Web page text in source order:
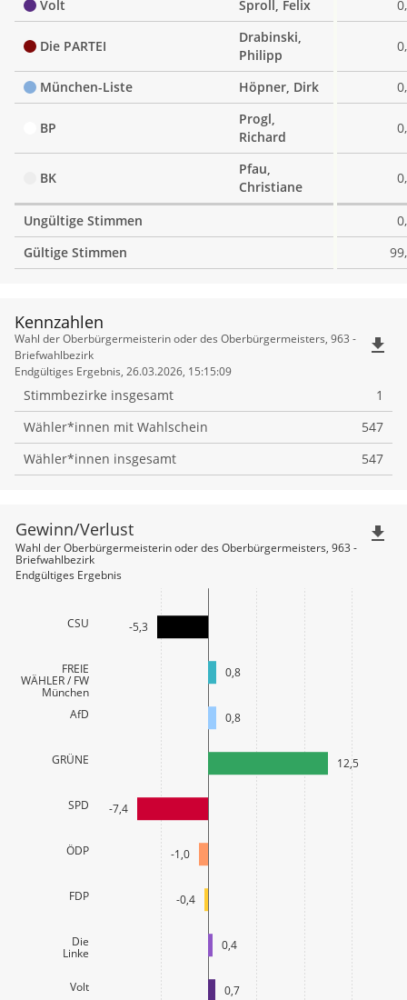
Volt Sproll, Felix
Die PARTEI
Drabinski,
Philipp
München-Liste Höpner, Dirk
BP
Progl,
Richard
BK
Pfau,
Christiane
Ungültige Stimmen
Gültige Stimmen
Kennzahlen
Kennzahlen
Wahl der Oberbürgermeisterin oder des Oberbürgermeisters, 963 -
Briefwahlbezirk
Endgültiges Ergebnis, 26.03.2026, 15:15:09
file_download
Stimmbezirke insgesamt
1
Wähler*innen mit Wahlschein
547
Wähler*innen insgesamt
547
CSU
FREIE
WÄHLER / FW
München
AfD
GRÜNE
SPD
ÖDP
FDP
Die
Linke
Volt
-5,3
0,8
0,8
12,5
-7,4
-1,0
-0,4
0,4
0,7
Gewinn/Verlust
Wahl der Oberbürgermeisterin oder des Oberbürgermeisters, 963 -
Briefwahlbezirk
Endgültiges Ergebnis
file_download